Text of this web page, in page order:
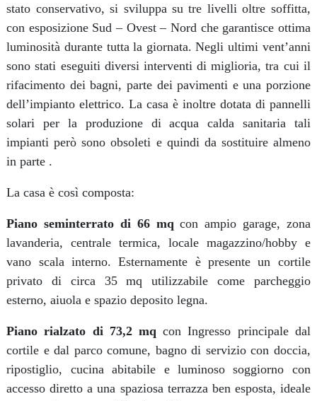
stato conservativo, si sviluppa su tre livelli oltre soffitta,
con esposizione Sud – Ovest – Nord che garantisce ottima
luminosità durante tutta la giornata. Negli ultimi vent’anni
sono stati eseguiti diversi interventi di miglioria, tra cui il
rifacimento dei bagni, parte dei pavimenti e una porzione
dell’impianto elettrico. La casa è inoltre dotata di pannelli
solari per la produzione di acqua calda sanitaria tali
impianti però sono obsoleti e quindi da sostituire almeno
in parte .
La casa è così composta:
Piano seminterrato di 66 mqcon ampio garage, zona
lavanderia, centrale termica, locale magazzino/hobby e
vano scala interno. Esternamente è presente un cortile
privato di circa 35 mq utilizzabile come parcheggio
esterno, aiuola e spazio deposito legna.
Piano rialzato di 73,2 mq con Ingresso principale dal
cortile e dal parco comune, bagno di servizio con doccia,
ripostiglio, cucina abitabile e luminoso soggiorno con
accesso diretto a una spaziosa terrazza ben esposta, ideale